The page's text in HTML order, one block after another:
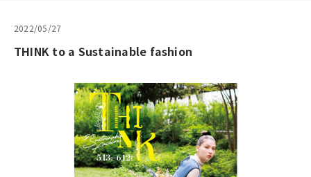
2022/05/27
THINK to a Sustainable fashion